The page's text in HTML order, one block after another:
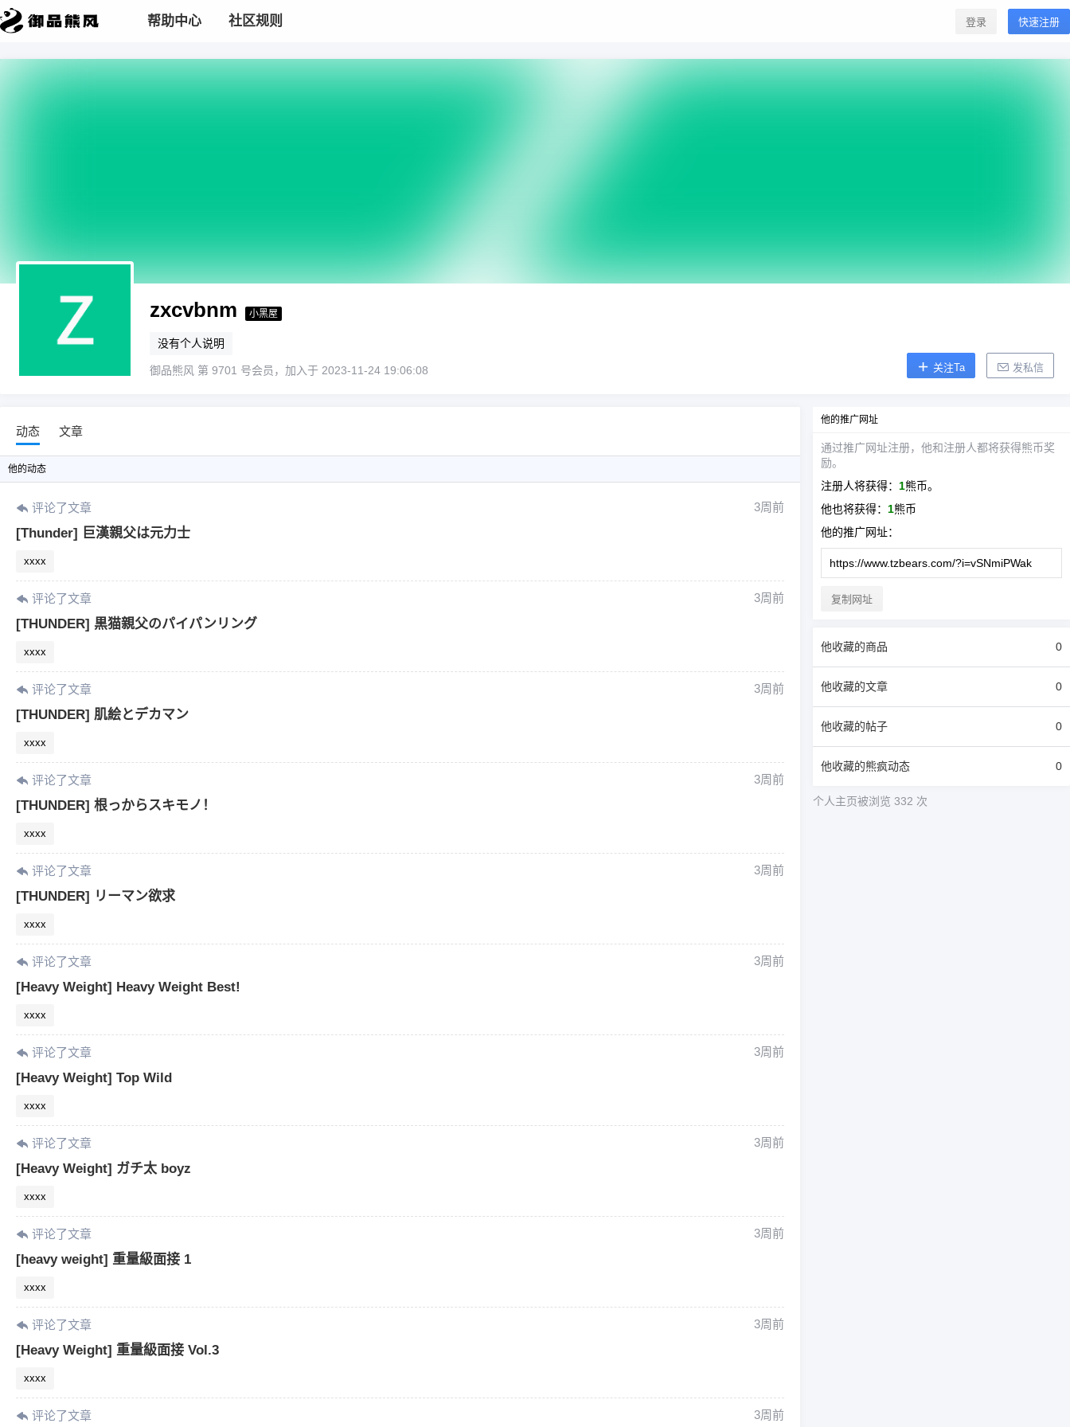
帮助中心 社区规则 登录 快速注册
zxcvbnm 小黑屋
没有个人说明
御品熊风 第 9701 号会员，加入于 2023-11-24 19:06:08 关注Ta 发私信
动态 文章
他的动态
评论了文章 3周前
[Thunder] 巨漢親父は元力士
xxxx
评论了文章 3周前
[THUNDER] 黒猫親父のパイパンリング
xxxx
评论了文章 3周前
[THUNDER] 肌絵とデカマン
xxxx
评论了文章 3周前
[THUNDER] 根っからスキモノ！
xxxx
评论了文章 3周前
[THUNDER] リーマン欲求
xxxx
评论了文章 3周前
[Heavy Weight] Heavy Weight Best!
xxxx
评论了文章 3周前
[Heavy Weight] Top Wild
xxxx
评论了文章 3周前
[Heavy Weight] ガチ太 boyz
xxxx
评论了文章 3周前
[heavy weight] 重量級面接 1
xxxx
评论了文章 3周前
[Heavy Weight] 重量級面接 Vol.3
xxxx
评论了文章 3周前
他的推广网址
通过推广网址注册， 他和注册人都将获得熊币奖
励。
注册人将获得： 1熊币。
他也将获得： 1熊币
他的推广网址：
复制网址
他收藏的商品 0
他收藏的文章 0
他收藏的帖子 0
他收藏的熊疯动态 0
个人主页被浏览 332 次